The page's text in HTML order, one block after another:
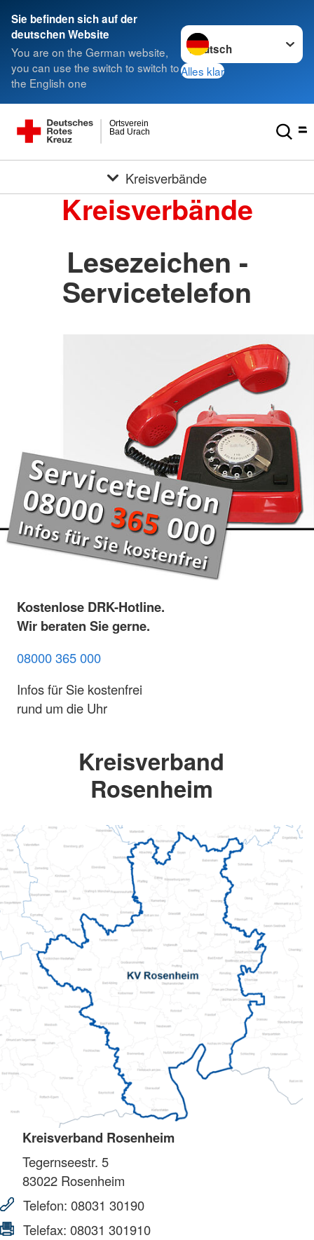
Sie befinden sich auf der
deutschen Website
You are on the German website,
you can use the switch to switch to
the English one
Sprache wechseln zu
Alles klar
Bad Urach
Ortsverein
Kreisverbände
Kreisverbände
Lesezeichen -
Servicetelefon
Kostenlose DRK-Hotline.
Wir beraten Sie gerne.
08000 365 000
Infos für Sie kostenfrei
rund um die Uhr
Kreisverband
Rosenheim
Kreisverband Rosenheim
Tegernseestr. 5
83022 Rosenheim
Telefon: 08031 30190
Telefax: 08031 301910